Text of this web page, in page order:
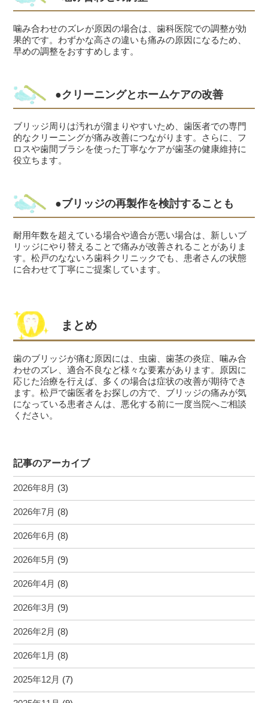
噛み合わせのズレが原因の場合は、歯科医院での調整が効
果的です。わずかな高さの違いも痛みの原因になるため、
早めの調整をおすすめします。
●クリーニングとホームケアの改善
ブリッジ周りは汚れが溜まりやすいため、歯医者での専門
的なクリーニングが痛み改善につながります。さらに、フ
ロスや歯間ブラシを使った丁寧なケアが歯茎の健康維持に
役立ちます。
●ブリッジの再製作を検討することも
耐用年数を超えている場合や適合が悪い場合は、新しいブ
リッジにやり替えることで痛みが改善されることがありま
す。松戸のなないろ歯科クリニックでも、患者さんの状態
に合わせて丁寧にご提案しています。
まとめ
歯のブリッジが痛む原因には、虫歯、歯茎の炎症、噛み合
わせのズレ、適合不良など様々な要素があります。原因に
応じた治療を行えば、多くの場合は症状の改善が期待でき
ます。松戸で歯医者をお探しの方で、ブリッジの痛みが気
になっている患者さんは、悪化する前に一度当院へご相談
ください。
記事のアーカイブ
2026年8月 (3)
2026年7月 (8)
2026年6月 (8)
2026年5月 (9)
2026年4月 (8)
2026年3月 (9)
2026年2月 (8)
2026年1月 (8)
2025年12月 (7)